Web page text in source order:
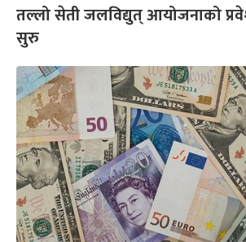
तल्लो सेती जलविद्युत् आयोजनाको
सुरु